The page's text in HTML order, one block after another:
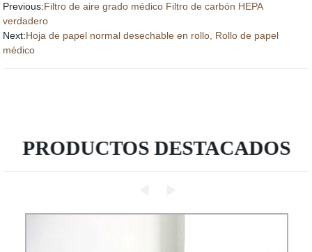
Previous:Filtro de aire grado médico Filtro de carbón HEPA
verdadero
Next:Hoja de papel normal desechable en rollo, Rollo de papel
médico
PRODUCTOS DESTACADOS